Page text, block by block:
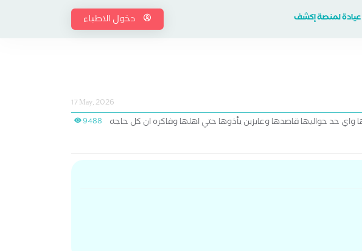
لمنصة إكشف دخول الاطباء
17 May, 2026
9488
حد حواليها قاصدها وعايزين يأذوها حتي اهلها وفاكره ان كل حاجه